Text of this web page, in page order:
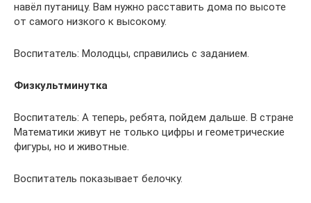
навёл путаницу. Вам нужно расставить дома по высоте
от самого низкого к высокому.
Воспитатель: Молодцы, справились с заданием.
Физкультминутка
Воспитатель: А теперь, ребята, пойдем дальше. В стране
Математики живут не только цифры и геометрические
фигуры, но и животные.
Воспитатель показывает белочку.